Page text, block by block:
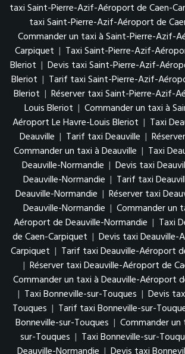
taxi Saint-Pierre-Azif-Aéroport de Caen-
taxi Saint-Pierre-Azif-Aéroport de
Commander un taxi à Saint-Pierre-Azif-
Carpiquet | Taxi Saint-Pierre-Azif-
Bleriot | Devis taxi Saint-Pierre-Azif-
Bleriot | Tarif taxi Saint-Pierre-Azif-
Bleriot | Réserver taxi Saint-Pierre-Azif-
Louis Bleriot | Commander un taxi à
Aéroport Le Havre-Louis Bleriot | Taxi
Deauville | Tarif taxi Deauville |
Commander un taxi à Deauville | Taxi
Deauville-Normandie | Devis taxi
Deauville-Normandie | Tarif taxi
Deauville-Normandie | Réserver taxi
Deauville-Normandie | Commander un
Aéroport de Deauville-Normandie | Taxi
de Caen-Carpiquet | Devis taxi Deauville-
Carpiquet | Tarif taxi Deauville-Aéroport
| Réserver taxi Deauville-Aéroport de
Commander un taxi à Deauville-Aéroport
| Taxi Bonneville-sur-Touques | Devis
Touques | Tarif taxi Bonneville-sur-
Bonneville-sur-Touques | Commander
sur-Touques | Taxi Bonneville-sur-